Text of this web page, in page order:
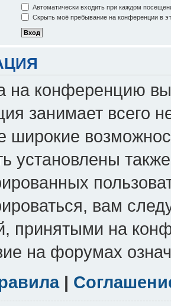
Автоматически входить при каждом
Скрыть моё пребывание на конференции в
на конференцию
занимает всего
широкие
установлены
вам
принятыми на
на форумах
|